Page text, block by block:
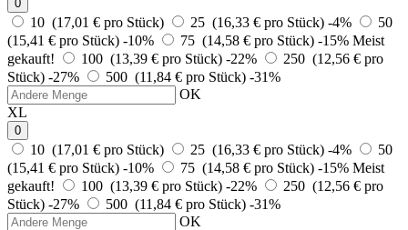
0
10 (17,01 € pro Stück) 25 (16,33 € pro Stück) -4%
50
(15,41 € pro Stück) -10% 75 (14,58 € pro Stück) -15% Meist
gekauft!
100 (13,39 € pro Stück) -22%
250 (12,56 € pro
Stück) -27% 500 (11,84 € pro Stück) -31%
OK
XL
0
10 (17,01 € pro Stück) 25 (16,33 € pro Stück) -4%
50
(15,41 € pro Stück) -10% 75 (14,58 € pro Stück) -15% Meist
gekauft!
100 (13,39 € pro Stück) -22%
250 (12,56 € pro
Stück) -27% 500 (11,84 € pro Stück) -31%
OK